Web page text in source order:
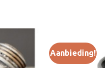
Aanbieding!